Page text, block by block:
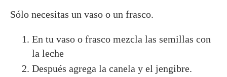
Sólo necesitas un vaso o un frasco.
En tu vaso o frasco mezcla las semillas con
la leche
Después agrega la canela y el jengibre.